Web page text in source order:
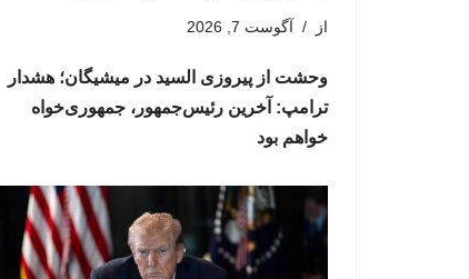
از آگوست 7, 2026
وحشت از پیروزی السید در میشیگان؛ هشدار
ترامپ: آخرین رئیس‌جمهور، جمهوری‌خواه
خواهم بود